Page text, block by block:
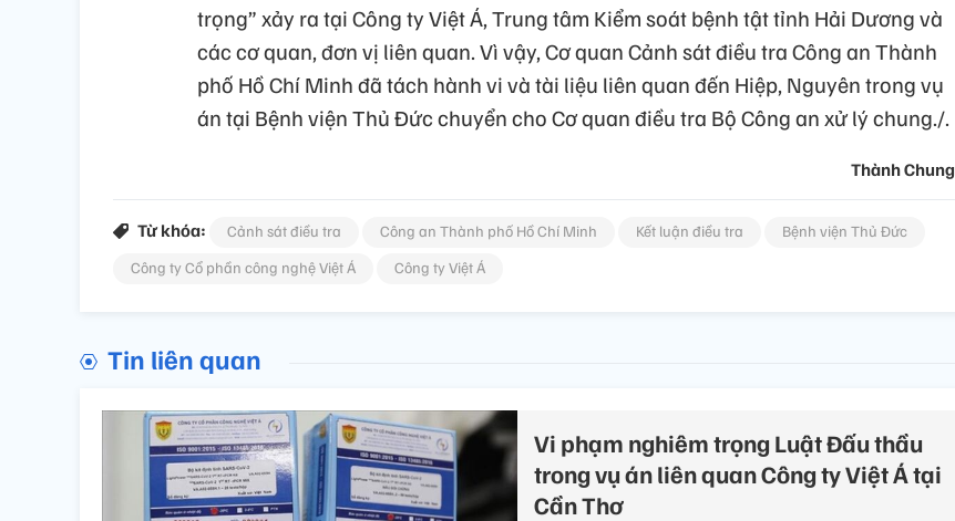
trọng” xảy ra tại Công ty Việt Á, Trung tâm Kiểm soát bệnh tật tỉnh Hải Dương và
các cơ quan, đơn vị liên quan. Vì vậy, Cơ quan Cảnh sát điều tra Công an Thành
phố Hồ Chí Minh đã tách hành vi và tài liệu liên quan đến Hiệp, Nguyên trong vụ
án tại Bệnh viện Thủ Đức chuyển cho Cơ quan điều tra Bộ Công an xử lý chung./.
Thành Chung
Từ khóa: Cảnh sát điều tra Công an Thành phố Hồ Chí Minh Kết luận điều tra
Bệnh viện Thủ Đức
Công ty Cổ phần công nghệ Việt Á
Công ty Việt Á
Tin liên quan
Vi phạm nghiêm trọng Luật Đấu thầu
trong vụ án liên quan Công ty Việt Á tại
Cần Thơ